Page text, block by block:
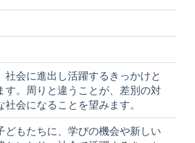
会に進出し活躍するきっかけと
す。周りと違うことが、差別の対
会になることを望みます。
もたちに、学びの機会や新しい